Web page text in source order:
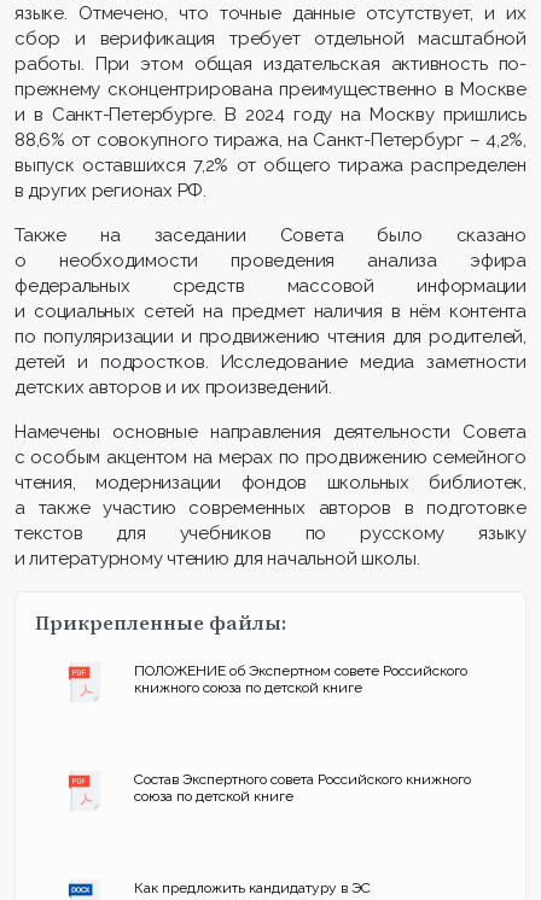
языке. Отмечено, что точные данные отсутствует, и их
сбор и верификация требует отдельной масштабной
работы. При этом общая издательская активность по-
прежнему сконцентрирована преимущественно в Москве
и в Санкт-Петербурге. В 2024 году на Москву пришлись
88,6% от совокупного тиража, на Санкт-Петербург – 4,2%,
выпуск оставшихся 7,2% от общего тиража распределен
в других регионах РФ.
Также на заседании Совета было сказано
о необходимости проведения анализа эфира
федеральных средств массовой информации
и социальных сетей на предмет наличия в нём контента
по популяризации и продвижению чтения для родителей,
детей и подростков. Исследование медиа заметности
детских авторов и их произведений.
Намечены основные направления деятельности Совета
с особым акцентом на мерах по продвижению семейного
чтения, модернизации фондов школьных библиотек,
а также участию современных авторов в подготовке
текстов для учебников по русскому языку
и литературному чтению для начальной школы.
Прикрепленные файлы:
ПОЛОЖЕНИЕ об Экспертном совете Российского
книжного союза по детской книге
Состав Экспертного совета Российского книжного
союза по детской книге
Как предложить кандидатуру в ЭС